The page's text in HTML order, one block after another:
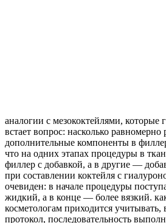
аналогии с мезококтейлями, которые
встает вопрос: насколько равномерно
дополнительные компоненты в
что на одних этапах процедуры в
филлер с добавкой, а в другие —
при составлении коктейля с
очевиден: в начале процедуры
жидкий, а в конце — более вязкий.
косметологам приходится
протокол, последовательность